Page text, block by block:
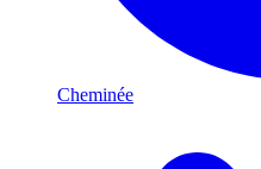
Cheminée